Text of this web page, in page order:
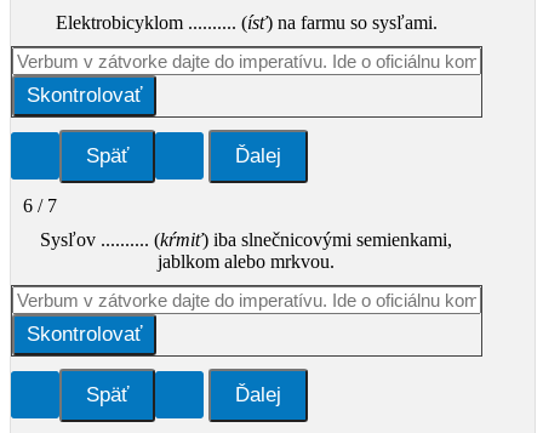
Elektrobicyklom .......... (ísť) na farmu so sysľami.
Skontrolovať
6 / 7
Sysľov .......... (kŕmiť) iba slnečnicovými semienkami,
jablkom alebo mrkvou.
Skontrolovať